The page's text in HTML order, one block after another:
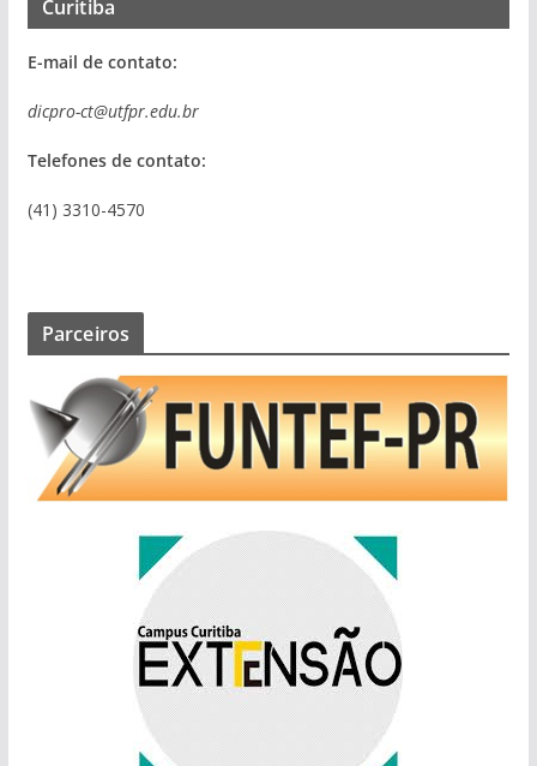
Curitiba
E-mail de contato:
dicpro-ct@utfpr.edu.br
Telefones de contato:
(41) 3310-4570
Parceiros